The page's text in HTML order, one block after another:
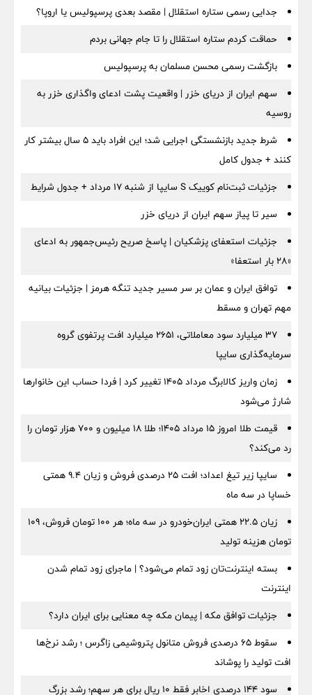
جدایی رسمی ستاره استقلال | مقصد بعدی پرسپولیس یا اروپا؟
حماقت کردم ستاره استقلال را تا جام جهانی بردم
بازگشت رسمی محسن مسلمان به پرسپولیس
سهم ایران از دریای خزر | واقعیت پشت ادعای واگذاری خزر به
روسیه
شرط جدید بازنشستگی اجرایی شد؛ این افراد باید ۵ سال بیشتر کار
کنند + جدول کامل
جزئیات ثبت‌نام کوییک S سایپا از شنبه ۱۷ مرداد + جدول شرایط
سیر تا پیاز سهم ایران از دریای خزر
جزئیات استعفای پزشکیان | پاسخ صریح رئیس‌جمهور به ادعای
«۲۸ بار استعفا»
توافق ایران و عمان بر سر مسیر جدید تنگه هرمز | جزئیات بیانیه
مهم تهران و مسقط
۳۷ میلیارد سود معاملاتی، ۲۶۵۱ میلیارد افت پرتفوی گروه
سرمایه‌گذاری سایپا
زمان واریز کالابرگ مرداد ۱۴۰۵ تغییر کرد | فردا حساب این خانوارها
شارژ می‌شود
قیمت طلا امروز ۱۵ مرداد ۱۴۰۵؛ طلا ۱۸ میلیون و ۷۰۰ هزار تومان را
رد می‌کند؟
سایپا زیر تیغ اعداد؛ افت ۲۵ درصدی فروش و زیان ۹.۴ همتی
خساپا در سه ماه
زیان ۲۲.۵ همتی ایران‌خودرو در سه ماه؛ هر ۱۰۰ تومان فروش، ۱۰۹
تومان هزینه تولید
بسته اینترنت‌تان زود تمام می‌شود؟ | ماجرای زود تمام شدن
اینترنت
جزئیات توافق مکه | پیمان مکه چه معنایی برای ایران دارد؟
سقوط ۶۵ درصدی فروش متانول پتروشیمی زاگرس ؛ رشد نرخ‌ها
افت تولید را پوشاند
سود ۱۴۴ درصدی اخابر فقط ۱۰ ریال برای هر سهم؛ رشد بزرگ